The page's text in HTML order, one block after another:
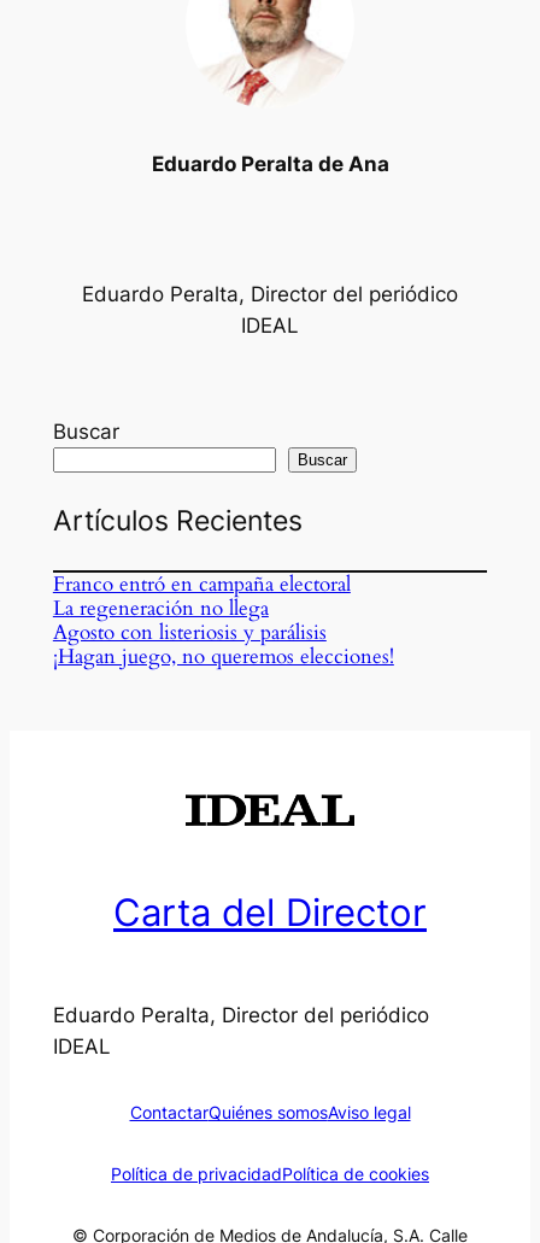
Eduardo Peralta de Ana
Eduardo Peralta, Director del periódico
IDEAL
Buscar
Buscar
Artículos Recientes
Franco entró en campaña electoral
La regeneración no llega
Agosto con listeriosis y parálisis
¡Hagan juego, no queremos elecciones!
Carta del Director
Eduardo Peralta, Director del periódico
IDEAL
ContactarQuiénes somosAviso legal
Política de privacidadPolítica de cookies
© Corporación de Medios de Andalucía, S.A. Calle